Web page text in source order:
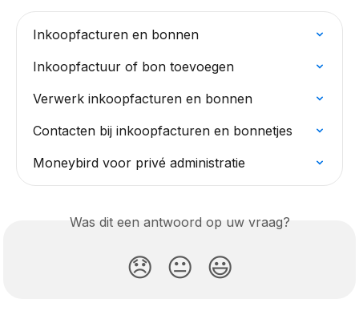
Inkoopfacturen en bonnen
Inkoopfactuur of bon toevoegen
Verwerk inkoopfacturen en bonnen
Contacten bij inkoopfacturen en bonnetjes
Moneybird voor privé administratie
Was dit een antwoord op uw vraag?
😞 😐 😃